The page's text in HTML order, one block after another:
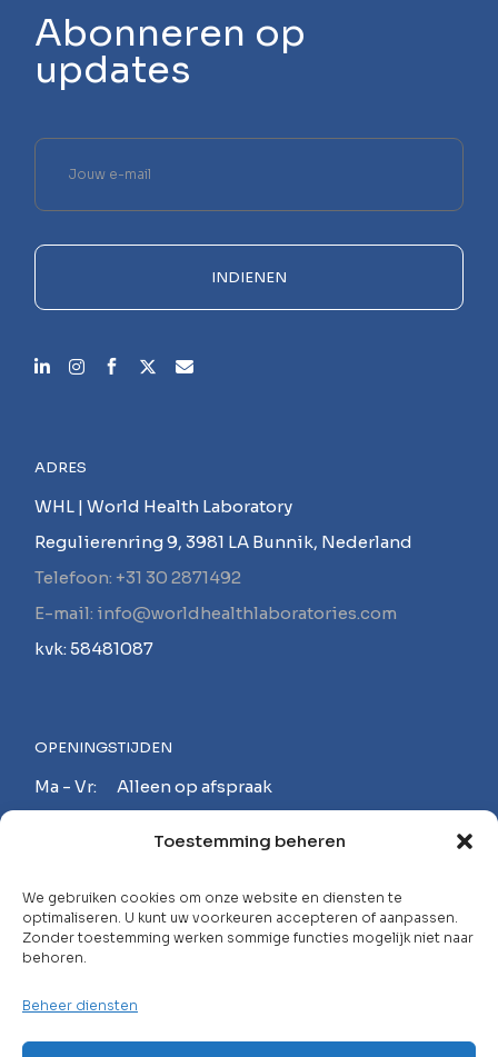
Toestemming beheren
We gebruiken cookies om onze website en diensten te
optimaliseren. U kunt uw voorkeuren accepteren of aanpassen.
Zonder toestemming werken sommige functies mogelijk niet naar
behoren.
Beheer diensten
Abonneren op
updates
Laat
veld
INDIENEN
ADRES
WHL | World Health Laboratory
Regulierenring 9, 3981 LA Bunnik, Nederland
Telefoon: +31 30 2871492
E-mail: info@worldhealthlaboratories.com
kvk: 58481087
OPENINGSTIJDEN
Ma - Vr: Alleen op afspraak
MAAK EEN AFSPRAAK!